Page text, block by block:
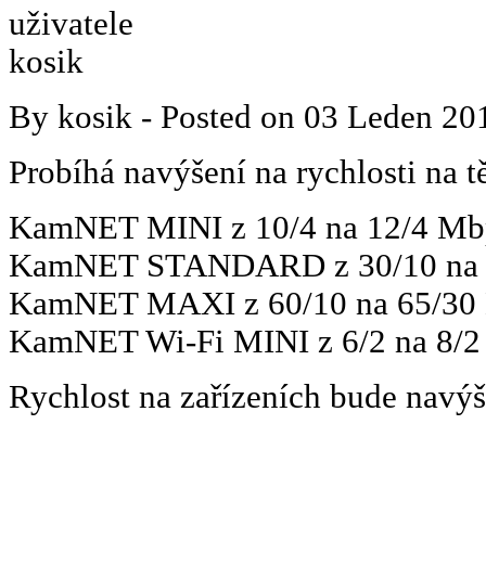
By kosik - Posted on 03 Leden
Probíhá navýšení na rychlosti na
KamNET MINI z 10/4 na 12/4
KamNET STANDARD z 30/10
KamNET MAXI z 60/10 na 65/30
KamNET Wi-Fi MINI z 6/2 na 8/
Rychlost na zařízeních bude